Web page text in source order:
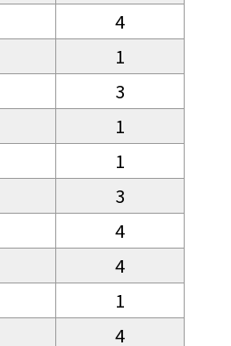
4
1
3
1
1
3
4
4
1
4